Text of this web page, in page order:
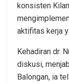
konsisten
aktifitas kerja
Kehadiran dr.
diskusi,
Balongan, ia